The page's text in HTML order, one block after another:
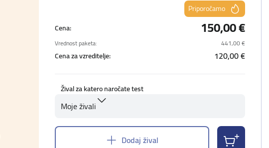
Priporočamo
Cena:
150,00 €
Vrednost paketa: 441,00 €
Cena za vzreditelje: 120,00 €
Žival za katero naročate test
Moje živali
Dodaj žival